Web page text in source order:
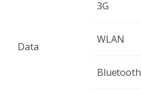
Data
3G
WLAN
Bluetooth